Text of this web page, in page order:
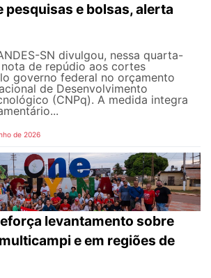
e bolsas, alerta
SN divulgou, nessa quarta-
de repúdio aos cortes
governo federal no orçamento
de Desenvolvimento
(CNPq). A medida integra
de 2026
levantamento sobre
e em regiões de